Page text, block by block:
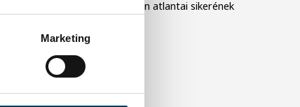
Marketing
bokszarany, Kovács István atlantai sikerének
kovácsa.